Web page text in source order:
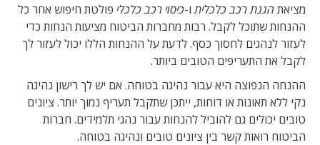
מציאת הגנת רכב כלכליתו-כיסוי רכב כלכלי פולטת חיפוש אחר כל
ההנחות שתוכל לקבל. רבות מחברות הביטוח מציעות הנחות כדי
לעזור לנהגים לחסוך כסף. לדעת על ההנחות הללו יכול לעזור לך
לקבל את התעריפים הטובים ביותר.
ההנחה הנפוצה היא עבור נהיגה בטוחה. אם יש לך רישון נהיגה
נקי ללא תאונות או דוחות, ייתכן שתקבל תעריף נמוך יותר. ציונים
טובים יכולים גם להוביל להנחות עבור נהגי תלמידים. חברות
הביטוח רואות קשר בין ציונים טובים ונהיגה בטוחה.